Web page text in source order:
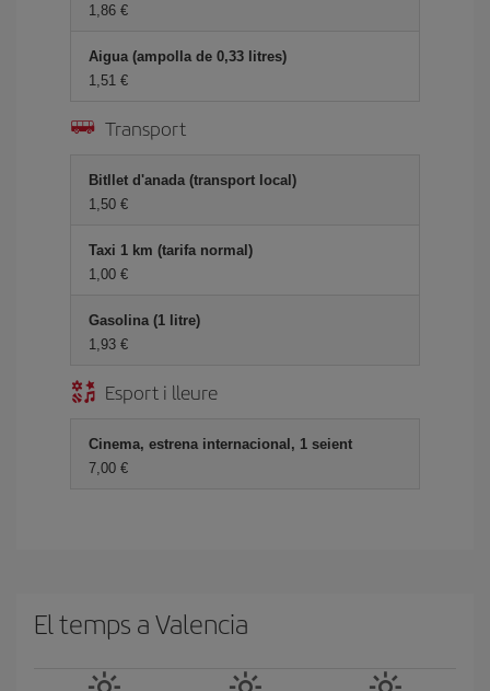
1,86
Aigua (ampolla de 0,33 litres)
1,51
Transport
Bitllet d'anada (transport local)
1,50
Taxi 1 km (tarifa normal)
1,00
Gasolina (1 litre)
1,93
Esport i lleure
Cinema, estrena internacional, 1 seient
7,00
El temps a Valencia